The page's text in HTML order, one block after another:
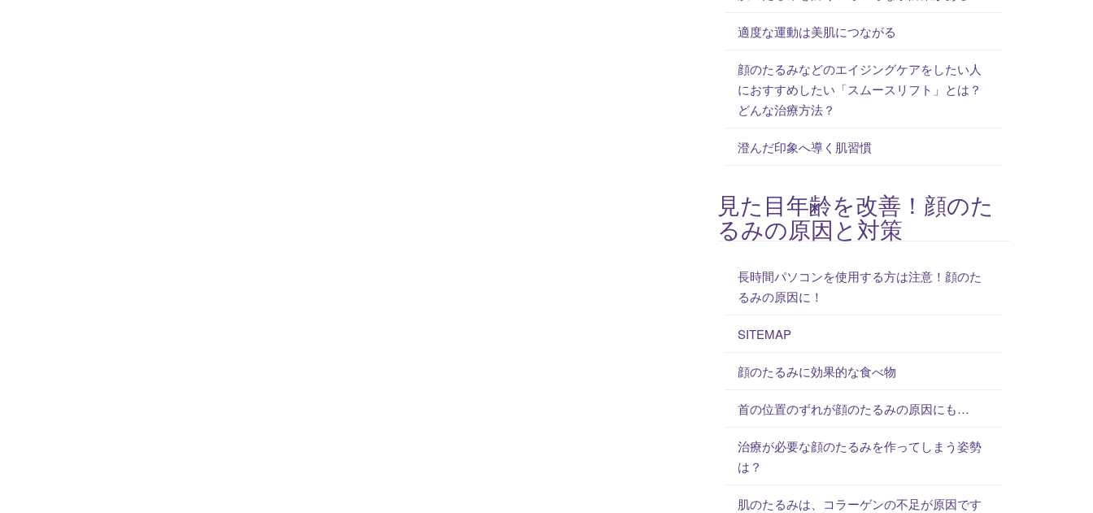
適度な運動は美肌につながる
顔のたるみなどのエイジングケアをしたい人
におすすめしたい「スムースリフト」とは？
どんな治療方法？
澄んだ印象へ導く肌習慣
見た目年齢を改善！顔のた
るみの原因と対策
長時間パソコンを使用する方は注意！顔のた
るみの原因に！
SITEMAP
顔のたるみに効果的な食べ物
首の位置のずれが顔のたるみの原因にも…
治療が必要な顔のたるみを作ってしまう姿勢
は？
肌のたるみは、コラーゲンの不足が原因です